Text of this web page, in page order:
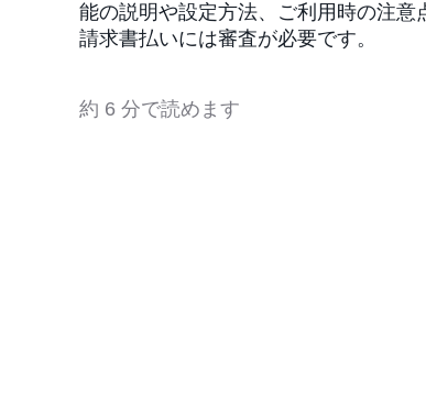
能の説明や設定方法、ご利用時の注
請求書払いには審査が必要です。
約 6 分で読めます